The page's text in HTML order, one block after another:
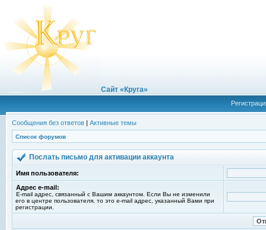
Сайт «Круга»
Сообщения без ответов | Активные темы
Список форумов
Послать письмо для активации аккаунта
Имя пользователя:
Адрес e-mail:
E-mail адрес, связанный с Вашим аккаунтом. Если Вы не изменили
его в центре пользователя, то это e-mail адрес, указанный Вами при
регистрации.